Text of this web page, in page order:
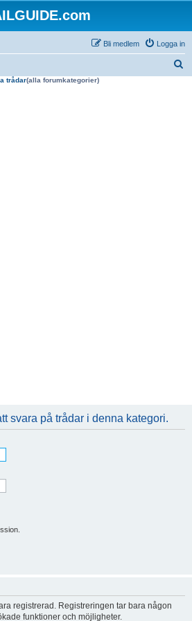
Logga in
Bli medlem
trådar(alla forumkategorier)
svara på trådar i denna kategori.
registrerad. Registreringen tar bara någon
funktioner och möjligheter.